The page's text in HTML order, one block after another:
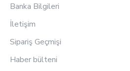
Banka Bilgileri
İletişim
Sipariş Geçmişi
Haber bülteni